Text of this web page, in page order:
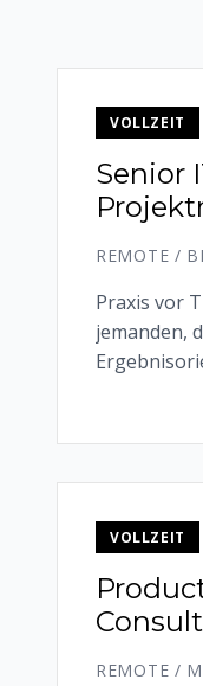
VOLLZEIT
Senior
REMOTE /
Praxis vor
jemanden,
VOLLZEIT
REMOTE /